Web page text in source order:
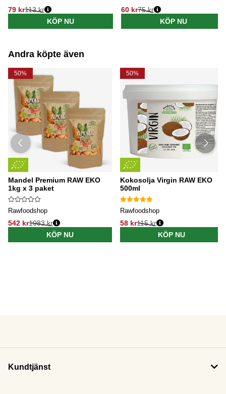
79 kr
Ordinarie pris:
113 kr
KÖP NU
60 kr
Ordinarie pris:
75 kr
KÖP NU
Andra köpte även
50%
Mandel Premium RAW EKO
1kg x 3 paket
Rawfoodshop
542 kr1083 kr
KÖP NU
50%
Kokosolja Virgin RAW EKO
500ml
Rawfoodshop
58 kr115 kr
KÖP NU
Kundtjänst